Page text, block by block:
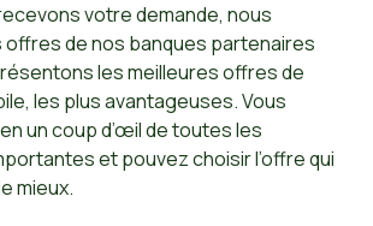
votre demande, nous
de nos banques partenaires
les meilleures offres de
les plus avantageuses. Vous
un coup d’œil de toutes les
et pouvez choisir l’offre qui
mieux.